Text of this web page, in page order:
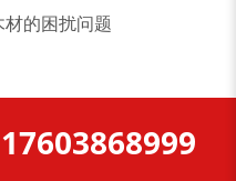
大件垃圾处理设备...
的困扰问题
17603868999